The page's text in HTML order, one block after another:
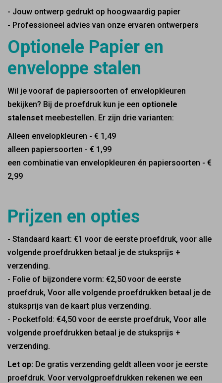
- Jouw ontwerp gedrukt op hoogwaardig papier
- Professioneel advies van onze ervaren ontwerpers
Optionele Papier en
enveloppe stalen
Wil je vooraf de papiersoorten of envelopkleuren
bekijken? Bij de proefdruk kun je een optionele
stalenset meebestellen. Er zijn drie varianten:
Alleen envelopkleuren - € 1,49
alleen papiersoorten - € 1,99
een combinatie van envelopkleuren én papiersoorten - €
2,99
Prijzen en opties
- Standaard kaart: €1 voor de eerste proefdruk, voor alle
volgende proefdrukken betaal je de stuksprijs +
verzending.
- Folie of bijzondere vorm: €2,50 voor de eerste
proefdruk, Voor alle volgende proefdrukken betaal je de
stuksprijs van de kaart plus verzending.
- Pocketfold: €4,50 voor de eerste proefdruk, Voor alle
volgende proefdrukken betaal je de stuksprijs +
verzending.
Let op: De gratis verzending geldt alleen voor je eerste
proefdruk. Voor vervolgproefdrukken rekenen we een